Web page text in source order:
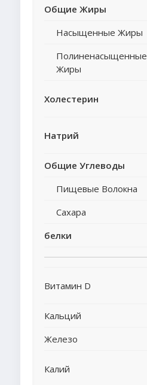
Общие Жиры
Насыщенные Жиры
Полиненасыщенные
Жиры
Холестерин
Натрий
Общие Углеводы
Пищевые Волокна
Сахара
белки
Витамин D
Кальций
Железо
Калий